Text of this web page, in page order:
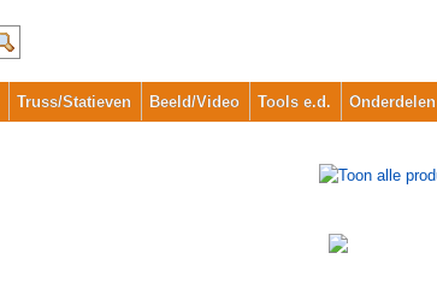
Truss/Statieven Beeld/Video Tools e.d. Onderdelen